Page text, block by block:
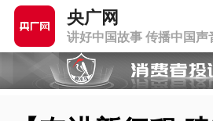
央广网
讲好中国故事 传播中国声